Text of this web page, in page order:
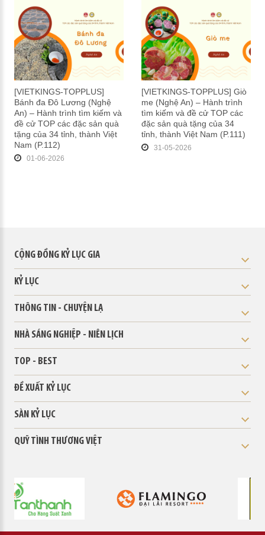
[VIETKINGS-TOPPLUS]
Bánh đa Đô Lương (Nghệ
An) – Hành trình tìm kiếm và
đề cử TOP các đặc sản quà
tặng của 34 tỉnh, thành Việt
Nam (P.112)
01-06-2026
[VIETKINGS-TOPPLUS] Giò
me (Nghệ An) – Hành trình
tìm kiếm và đề cử TOP các
đặc sản quà tặng của 34
tỉnh, thành Việt Nam (P.111)
31-05-2026
CỘNG ĐỒNG KỶ LỤC GIA
KỶ LỤC
THÔNG TIN - CHUYỆN LẠ
NHÀ SÁNG NGHIỆP - NIÊN LỊCH
TOP - BEST
ĐỀ XUẤT KỶ LỤC
SÀN KỶ LỤC
QUỸ TÌNH THƯƠNG VIỆT